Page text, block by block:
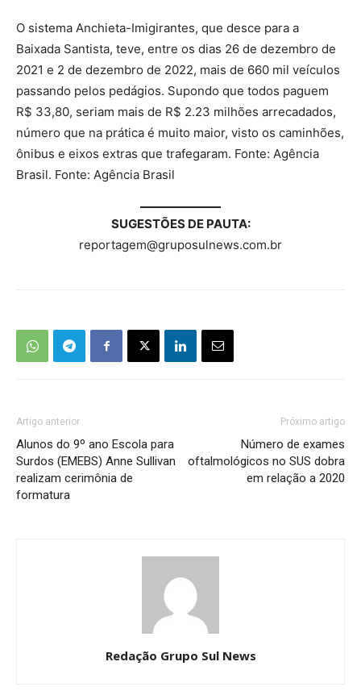
O sistema Anchieta-Imigirantes, que desce para a
Baixada Santista, teve, entre os dias 26 de dezembro de
2021 e 2 de dezembro de 2022, mais de 660 mil veículos
passando pelos pedágios. Supondo que todos paguem
R$ 33,80, seriam mais de R$ 2.23 milhões arrecadados,
número que na prática é muito maior, visto os caminhões,
ônibus e eixos extras que trafegaram. Fonte: Agência
Brasil. Fonte: Agência Brasil
SUGESTÕES DE PAUTA:
reportagem@gruposulnews.com.br
Artigo anterior
Alunos do 9º ano Escola para
Surdos (EMEBS) Anne Sullivan
realizam cerimônia de
formatura
Próximo artigo
Número de exames
oftalmológicos no SUS dobra
em relação a 2020
Redação Grupo Sul News